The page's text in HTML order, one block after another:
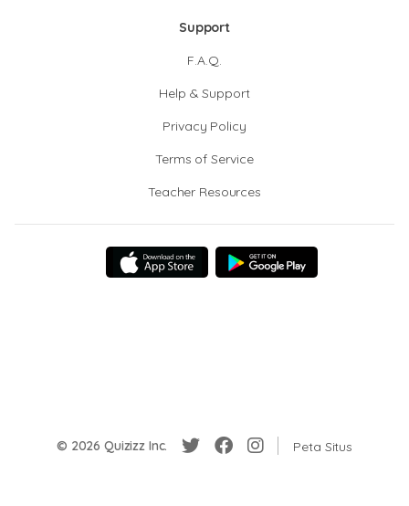
Support
F.A.Q.
Help & Support
Privacy Policy
Terms of Service
Teacher Resources
© 2026 Quizizz Inc. Peta Situs